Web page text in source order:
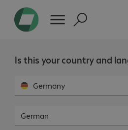
Is this your country and
Germany
German